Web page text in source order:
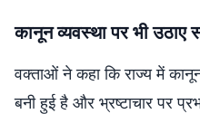
कानून व्यवस्था पर भी उठाए
वक्ताओं ने कहा कि राज्य में
बनी हुई है और भ्रष्टाचार पर